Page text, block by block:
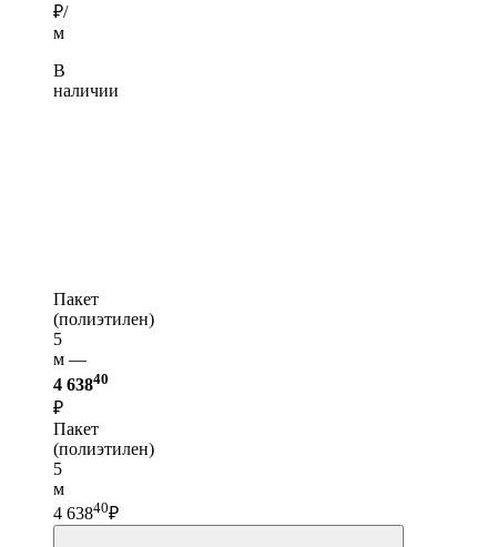
₽/
м
В
наличии
Пакет
(полиэтилен)
5
м —
4 63840
₽
Пакет
(полиэтилен)
5
м
4 63840₽